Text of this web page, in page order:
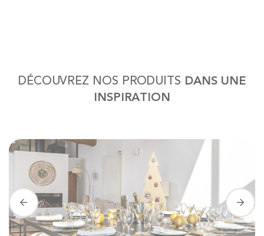
DÉCOUVREZ NOS PRODUITS DANS UNE
INSPIRATION